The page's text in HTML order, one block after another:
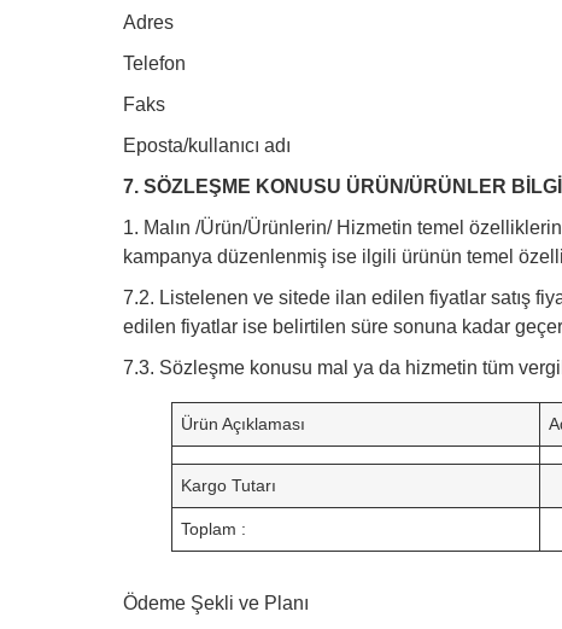
Adres
Telefon
Faks
Eposta/kullanıcı adı
7. SÖZLEŞME KONUSU ÜRÜN/ÜRÜNLER
1. Malın /Ürün/Ürünlerin/ Hizmetin temel
kampanya düzenlenmiş ise ilgili ürünün temel
7.2. Listelenen ve sitede ilan edilen fiyatlar satış
edilen fiyatlar ise belirtilen süre sonuna kadar
7.3. Sözleşme konusu mal ya da hizmetin tüm
Ürün Açıklaması
Kargo Tutarı
Toplam :
Ödeme Şekli ve Planı